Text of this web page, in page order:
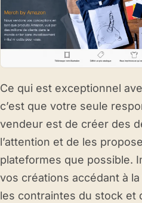
Ce qui est exceptionnel
c’est que votre seule
vendeur est de créer des
l’attention et de les
plateformes que possible.
vos créations accédant à
les contraintes du stock et